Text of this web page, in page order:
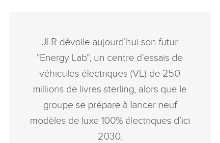
JLR dévoile aujourd’hui son futur
"Energy Lab", un centre d’essais de
véhicules électriques (VE) de 250
millions de livres sterling, alors que le
groupe se prépare à lancer neuf
modèles de luxe 100% électriques d’ici
2030.